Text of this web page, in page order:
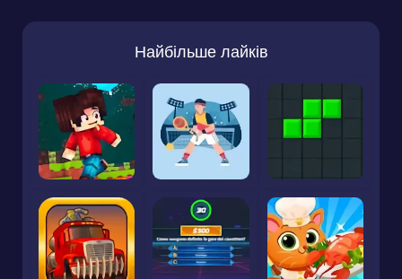
Найбільше лайків